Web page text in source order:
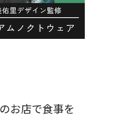
お店で食事を